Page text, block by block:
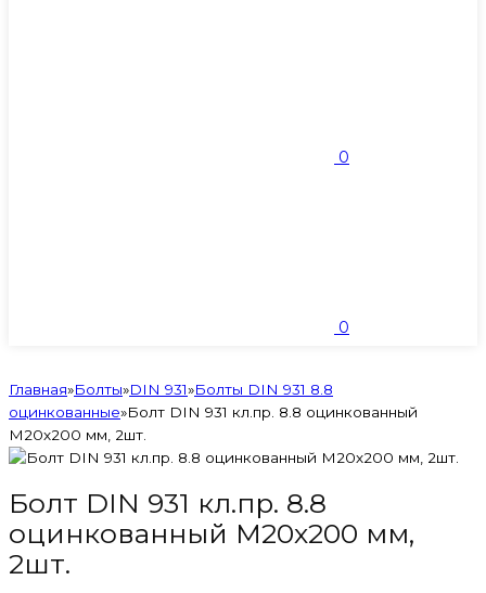
0
0
Главная»Болты»DIN 931»Болты DIN 931 8.8
оцинкованные»Болт DIN 931 кл.пр. 8.8 оцинкованный
М20х200 мм, 2шт.
Болт DIN 931 кл.пр. 8.8
оцинкованный М20х200 мм,
2шт.